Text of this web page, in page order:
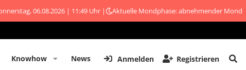
06.08.2026 | 11:49 Uhr | Aktuelle Mondphase: abnehmender Mond
Knowhow News Anmelden Registrieren